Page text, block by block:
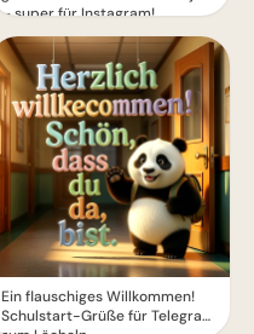
– super für Instagram!
Ein flauschiges Willkommen!
Schulstart-Grüße für Telegram